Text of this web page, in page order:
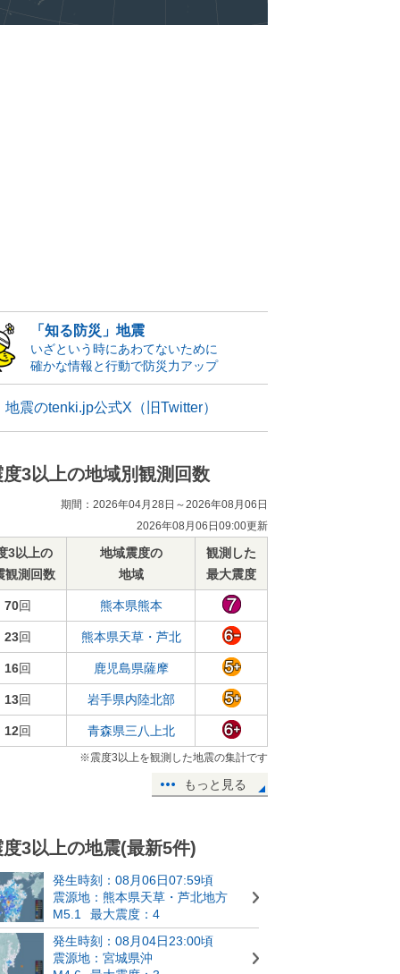
「知る防災」地震
いざという時にあわてないために
確かな情報と行動で防災力アップ
地震のtenki.jp公式X（旧Twitter）
度3以上の地域別観測回数
期間：2026年04月28日～2026年08月06日
2026年08月06日09:00更新
3以上の
観測回数
地域震度の
地域
観測した
最大震度
70回 熊本県熊本
23回 熊本県天草・芦北
16回 鹿児島県薩摩
13回 岩手県内陸北部
12回 青森県三八上北
※震度3以上を観測した地震の集計です
もっと見る
度3以上の地震(最新5件)
発生時刻：08月06日07:59頃
震源地：熊本県天草・芦北地方
M5.1
最大震度：4
発生時刻：08月04日23:00頃
震源地：宮城県沖